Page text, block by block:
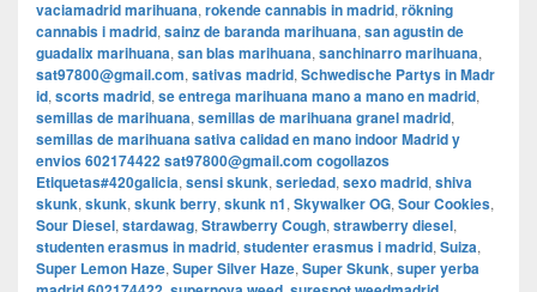
vaciamadrid marihuana, rokende cannabis in madrid, rökning
cannabis i madrid, sainz de baranda marihuana, san agustin de
guadalix marihuana, san blas marihuana, sanchinarro marihuana,
sat97800@gmail.com, sativas madrid, Schwedische Partys in Madr
id, scorts madrid, se entrega marihuana mano a mano en madrid,
semillas de marihuana, semillas de marihuana granel madrid,
semillas de marihuana sativa calidad en mano indoor Madrid y
envios 602174422 sat97800@gmail.com cogollazos
Etiquetas#420galicia, sensi skunk, seriedad, sexo madrid, shiva
skunk, skunk, skunk berry, skunk n1, Skywalker OG, Sour Cookies,
Sour Diesel, stardawag, Strawberry Cough, strawberry diesel,
studenten erasmus in madrid, studenter erasmus i madrid, Suiza,
Super Lemon Haze, Super Silver Haze, Super Skunk, super yerba